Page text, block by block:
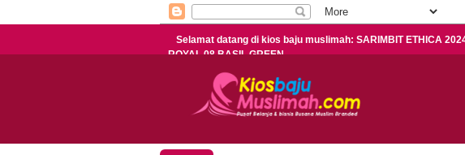
Selamat datang di kios baju muslimah: SARIMBIT ETHICA
ROYAL 08 BASIL GREEN